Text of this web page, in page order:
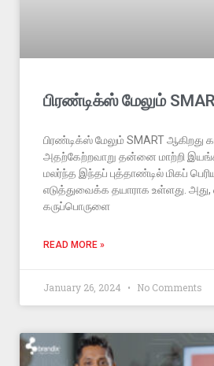
பிரண்டிக்ஸ் மேலும்
பிரண்டிக்ஸ் மேலும் SMART ஆகிறது
அதற்கேற்றவாறு தன்னை மாற்றி
மலர்ந்த இந்தப் புத்தாண்டில் மிகப்
எடுத்துவைக்க தயாராக உள்ளது. அது,
கருப்பொருளை
READ MORE »
January 26, 2024 No Comments